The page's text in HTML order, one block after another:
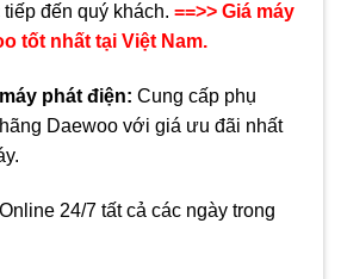
đến quý khách. ==>> Giá máy
tốt nhất tại Việt Nam.
phát điện: Cung cấp phụ
Daewoo với giá ưu đãi nhất
Online 24/7 tất cả các ngày trong